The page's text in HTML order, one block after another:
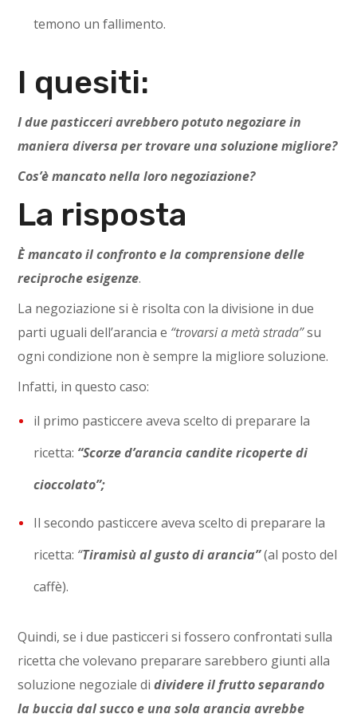
temono un fallimento.
I quesiti:
I due pasticceri avrebbero potuto negoziare in
maniera diversa per trovare una soluzione migliore?
Cos’è mancato nella loro negoziazione?
La risposta
È mancato il confronto e la comprensione delle
reciproche esigenze.
La negoziazione si è risolta con la divisione in due
parti uguali dell’arancia e “trovarsi a metà strada”su
ogni condizione non è sempre la migliore soluzione.
Infatti, in questo caso:
il primo pasticcere aveva scelto di preparare la
ricetta: “Scorze d’arancia candite ricoperte di
cioccolato”;
Il secondo pasticcere aveva scelto di preparare la
ricetta: “Tiramisù al gusto di arancia”(al posto del
caffè).
Quindi, se i due pasticceri si fossero confrontati sulla
ricetta che volevano preparare sarebbero giunti alla
soluzione negoziale didividere il frutto separando
la buccia dal succo e una sola arancia avrebbe